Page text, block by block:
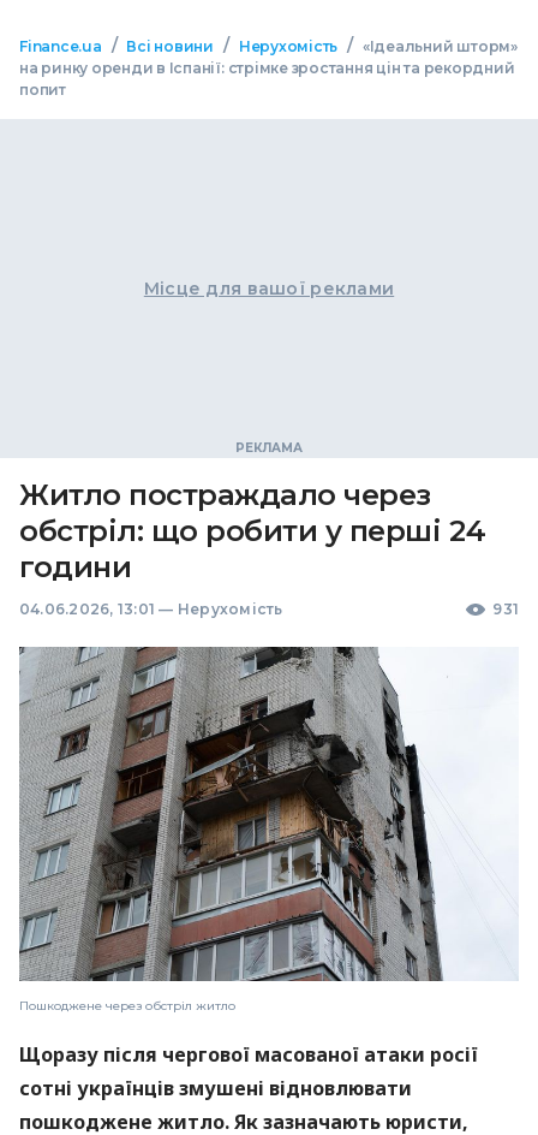
Finance.ua / Всі новини / Нерухомість / «Ідеальний шторм»
на ринку оренди в Іспанії: стрімке зростання цін та рекордний
попит
Місце для вашої реклами
Житло постраждало через
обстріл: що робити у перші 24
години
04.06.2026, 13:01 — Нерухомість 931
Пошкоджене через обстріл житло
Щоразу після чергової масованої атаки росії
сотні українців змушені відновлювати
пошкоджене житло. Як зазначають юристи,